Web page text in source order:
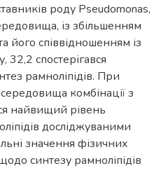
роду Pseudomonas,
із збільшенням
його співвідношенням із
32,2 спостерігався
рамноліпідів. При
комбінації з
найвищий рівень
досліджуваними
значення фізичних
синтезу рамноліпідів